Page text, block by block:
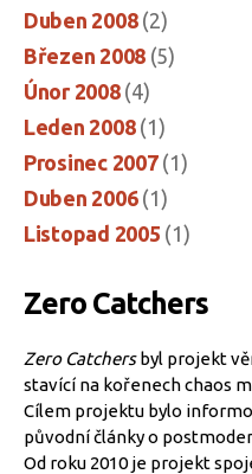
Duben 2008(2)
Březen 2008 (5)
Únor 2008(4)
Leden 2008(1)
Prosinec 2007(1)
Duben 2006(1)
Listopad 2005 (1)
Zero Catchers
Zero Catchersbyl projekt
stavící na kořenech chaos
Cílem projektu bylo
původní články o
Od roku 2010 je projekt